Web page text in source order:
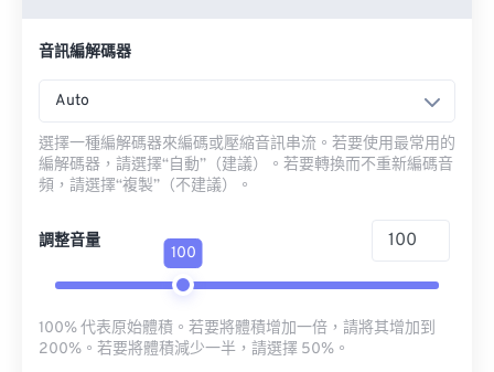
音訊編解碼器
Auto
選擇一種編解碼器來編碼或壓縮音訊串流。若要使用最常用的
編解碼器，請選擇“自動”（建議）。若要轉換而不重新編碼音
頻，請選擇“複製”（不建議）。
調整音量
100
100% 代表原始體積。若要將體積增加一倍，請將其增加到
200%。若要將體積減少一半，請選擇 50%。